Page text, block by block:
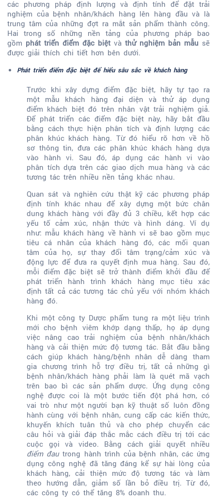
các phương pháp định lượng và định tính để đặt trải
nghiệm của bệnh nhân/khách hàng lên hàng đầu và là
trung tâm của những đợt ra mắt sản phẩm thành công.
Hai trong số những nền tảng của phương pháp bao
gồm phát triển điểm đặc biệt và thử nghiệm bản mẫu sẽ
được giải thích chi tiết hơn bên dưới.
Phát triển điểm đặc biệt để hiểu sâu sắc về khách hàng
Trước khi xây dựng điểm đặc biệt, hãy tự tạo ra
một mẫu khách hàng đại diện và thử áp dụng
điểm khách biệt đó trên nhân vật trải nghiệm giả.
Để phát triển các điểm đặc biệt này, hãy bắt đầu
bằng cách thực hiện phân tích và định lượng các
phân khúc khách hàng. Từ đó hiểu rõ hơn về hồ
sơ thông tin, đưa các phân khúc khách hàng dựa
vào hành vi. Sau đó, áp dụng các hành vi vào
phân tích dựa trên các giao dịch mua hàng và các
tương tác trên nhiều nền tảng khác nhau.
Quan sát và nghiên cứu thật kỹ các phương pháp
định tính khác nhau để xây dựng một bức chân
dung khách hàng với đầy đủ 3 chiều, kết hợp các
yếu tố cảm xúc, nhận thức và hình dáng. Ví dụ
như: mẫu khách hàng về hành vi sẽ bao gồm mục
tiêu cá nhân của khách hàng đó, các mối quan
tâm của họ, sự thay đổi tâm trạng/cảm xúc và
động lực để đưa ra quyết định mua hàng. Sau đó,
mỗi điểm đặc biệt sẽ trở thành điểm khởi đầu để
phát triển hành trình khách hàng mục tiêu xác
định tất cả các tương tác chủ yếu với nhóm khách
hàng đó.
Khi một công ty Dược phẩm tung ra một liệu trình
mới cho bệnh viêm khớp dạng thấp, họ áp dụng
việc nâng cao trải nghiệm của bệnh nhân/khách
hàng và cải thiện mức độ tương tác. Bắt đầu bằng
cách giúp khách hàng/bệnh nhân dễ dàng tham
gia chương trình hỗ trợ điều trị, tất cả những gì
bệnh nhân/khách hàng phải làm là quét mã vạch
trên bao bì các sản phẩm dược. Ứng dụng công
nghệ được coi là một bước tiến đột phá hơn, có
vai trò như một người bạn kỹ thuật số luôn đồng
hành cùng với bệnh nhân, cung cấp các kiến thức,
khuyến khích tuân thủ và cho phép chuyển các
câu hỏi và giải đáp thắc mắc cách điều trị tới các
cuộc gọi và video. Bằng cách giải quyết nhiều
điểm đautrong hành trình của bệnh nhân, các ứng
dụng công nghệ đã tăng đáng kể sự hài lòng của
khách hàng, cải thiện mức độ tương tác và làm
theo hướng dẫn, giảm số lần bỏ điều trị. Từ đó,
các công ty có thể tăng 8% doanh thu.